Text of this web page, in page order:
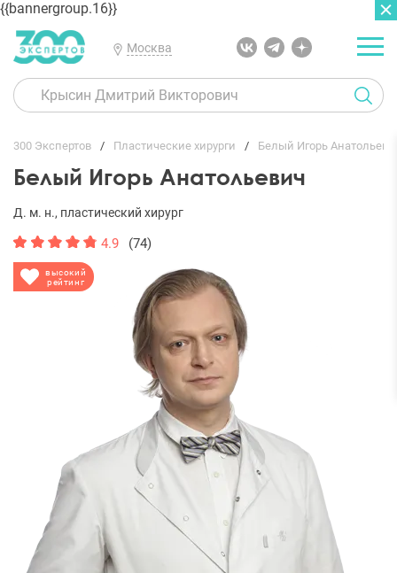
{{bannergroup.16}}
Москва
300 Экспертов Пластические хирурги Белый Игорь
Белый Игорь Анатольевич
высокий
рейтинг
Д. м. н., пластический хирург
4.9 (74)
ГЛАВНАЯ ОТЗЫВЫ